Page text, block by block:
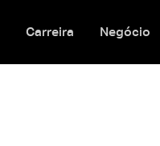
Carreira Negócio